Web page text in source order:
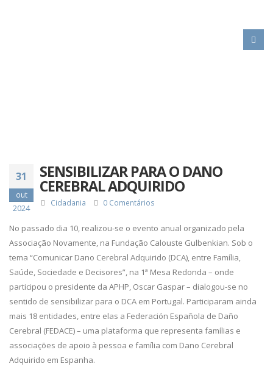
31
out
2024
SENSIBILIZAR PARA O DANO
CEREBRAL ADQUIRIDO
Cidadania 0 Comentários
No passado dia 10, realizou-se o evento anual organizado pela
Associação Novamente, na Fundação Calouste Gulbenkian. Sob o
tema “Comunicar Dano Cerebral Adquirido (DCA), entre Família,
Saúde, Sociedade e Decisores”, na 1ª Mesa Redonda – onde
participou o presidente da APHP, Oscar Gaspar – dialogou-se no
sentido de sensibilizar para o DCA em Portugal. Participaram ainda
mais 18 entidades, entre elas a Federación Española de Daño
Cerebral (FEDACE) – uma plataforma que representa famílias e
associações de apoio à pessoa e família com Dano Cerebral
Adquirido em Espanha.